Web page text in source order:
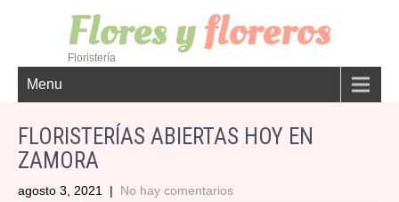
Flores yfloreros
Floristería
Menu
FLORISTERÍAS ABIERTAS HOY EN
ZAMORA
agosto 3, 2021 | No hay comentarios